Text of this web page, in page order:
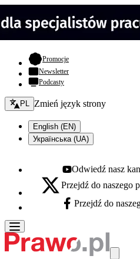
Promocje- otwiera się w nowej
Newsletter
Podcasty
Zmień język - bieżący:
PL Zmień język strony
English (EN)
Українська (UA)
Youtube - otwiera się w
Odwiedź nasz
X - otwiera się w nowej karcie
Przejdź do naszego
Facebook - otwiera się w
Przejdź do